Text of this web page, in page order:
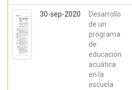
30-sep-2020
Desarrollo
de un
programa
de
educación
acuática
en la
escuela